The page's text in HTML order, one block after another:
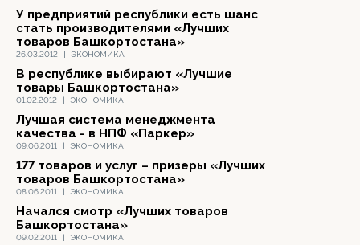
26.03.2012 | ЭКОНОМИКА
У предприятий республики есть шанс
стать производителями «Лучших
товаров Башкортостана»
01.02.2012 | ЭКОНОМИКА
В республике выбирают «Лучшие
товары Башкортостана»
09.06.2011 | ЭКОНОМИКА
Лучшая система менеджмента
качества - в НПФ «Паркер»
08.06.2011 | ЭКОНОМИКА
177 товаров и услуг – призеры «Лучших
товаров Башкортостана»
09.02.2011 | ЭКОНОМИКА
Начался смотр «Лучших товаров
Башкортостана»